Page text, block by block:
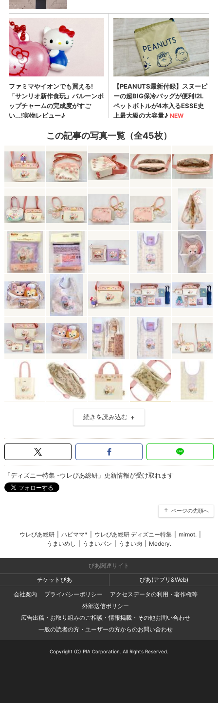
この記事の写真一覧（全45枚）
続きを読み込む
「ディズニー特集 -ウレぴあ総研」更新情報が受け取れます
ページの先頭へ
ウレぴあ総研 ハピママ* ウレぴあ総研 ディズニー特集 mimot.
うまいめし
うまいパン うまい肉 Medery.
ぴあ関連サイト
チケットぴあ
ぴあ(アプリ&Web)
会社案内
プライバシーポリシー
アクセスデータの利用・著作権等
外部送信ポリシー
広告出稿・お取り組みのご相談・情報掲載・その他お問い合わせ
一般の読者の方・ユーザーの方からのお問い合わせ
Copyright (C) PIA Corporation. All Rights Reserved.